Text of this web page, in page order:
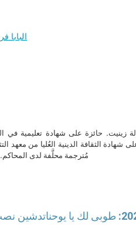
البابا
زينيت. حائزة على شهادة تعليمية في
الثقافة الدينية العُليا من معهد
مُترجمة محلَّفة لدى المحاكم.
تدشين نصب